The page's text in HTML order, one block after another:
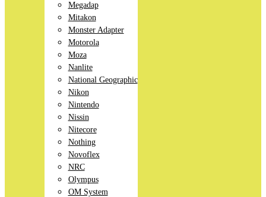
Megadap
Mitakon
Monster Adapter
Motorola
Moza
Nanlite
National Geographic
Nikon
Nintendo
Nissin
Nitecore
Nothing
Novoflex
NRC
Olympus
OM System